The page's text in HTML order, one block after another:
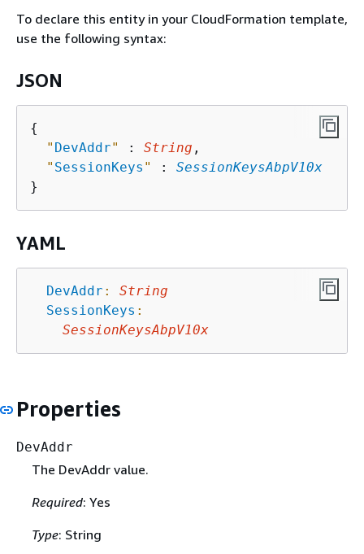
To declare this entity in your CloudFormation template,
use the following syntax:
JSON
{
" DevAddr" : String ,
" SessionKeys " : SessionKeysAbpV10x
YAML
DevAddr :
String
SessionKeys :
SessionKeysAbpV10x
Properties
DevAddr
The DevAddr value.
Required: Yes
Type: String